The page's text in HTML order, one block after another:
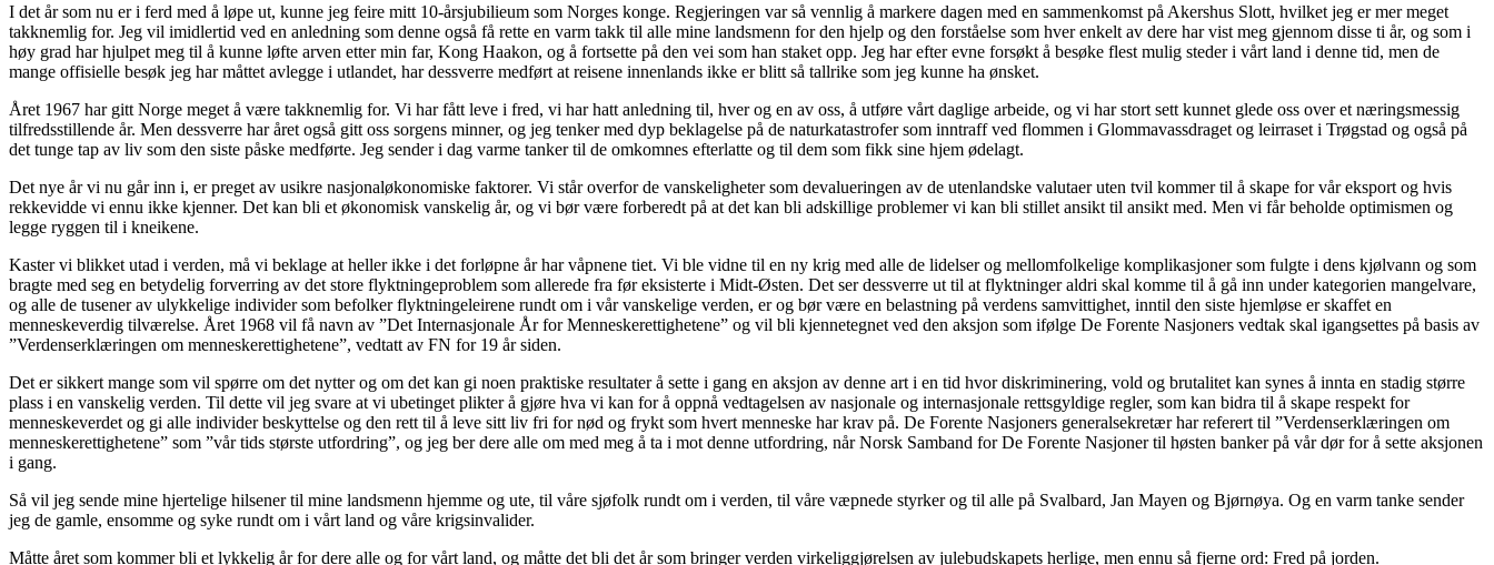
I det år som nu er i ferd med å løpe ut, kunne jeg feire mitt 10-årsjubilieum som Norges konge. Regjeringen var så vennlig å markere dagen med en sammenkomst på Akershus Slott, hvilket jeg er mer meget
takknemlig for. Jeg vil imidlertid ved en anledning som denne også få rette en varm takk til alle mine landsmenn for den hjelp og den forståelse som hver enkelt av dere har vist meg gjennom disse ti år, og som i
høy grad har hjulpet meg til å kunne løfte arven etter min far, Kong Haakon, og å fortsette på den vei som han staket opp. Jeg har efter evne forsøkt å besøke flest mulig steder i vårt land i denne tid, men de
mange offisielle besøk jeg har måttet avlegge i utlandet, har dessverre medført at reisene innenlands ikke er blitt så tallrike som jeg kunne ha ønsket.
Året 1967 har gitt Norge meget å være takknemlig for. Vi har fått leve i fred, vi har hatt anledning til, hver og en av oss, å utføre vårt daglige arbeide, og vi har stort sett kunnet glede oss over et næringsmessig
tilfredsstillende år. Men dessverre har året også gitt oss sorgens minner, og jeg tenker med dyp beklagelse på de naturkatastrofer som inntraff ved flommen i Glommavassdraget og leirraset i Trøgstad og også på
det tunge tap av liv som den siste påske medførte. Jeg sender i dag varme tanker til de omkomnes efterlatte og til dem som fikk sine hjem ødelagt.
Det nye år vi nu går inn i, er preget av usikre nasjonaløkonomiske faktorer. Vi står overfor de vanskeligheter som devalueringen av de utenlandske valutaer uten tvil kommer til å skape for vår eksport og hvis
rekkevidde vi ennu ikke kjenner. Det kan bli et økonomisk vanskelig år, og vi bør være forberedt på at det kan bli adskillige problemer vi kan bli stillet ansikt til ansikt med. Men vi får beholde optimismen og
legge ryggen til i kneikene.
Kaster vi blikket utad i verden, må vi beklage at heller ikke i det forløpne år har våpnene tiet. Vi ble vidne til en ny krig med alle de lidelser og mellomfolkelige komplikasjoner som fulgte i dens kjølvann og som
bragte med seg en betydelig forverring av det store flyktningeproblem som allerede fra før eksisterte i Midt-Østen. Det ser dessverre ut til at flyktninger aldri skal komme til å gå inn under kategorien mangelvare,
og alle de tusener av ulykkelige individer som befolker flyktningeleirene rundt om i vår vanskelige verden, er og bør være en belastning på verdens samvittighet, inntil den siste hjemløse er skaffet en
menneskeverdig tilværelse. Året 1968 vil få navn av ”Det Internasjonale År for Menneskerettighetene” og vil bli kjennetegnet ved den aksjon som ifølge De Forente Nasjoners vedtak skal igangsettes på basis av
”Verdenserklæringen om menneskerettighetene”, vedtatt av FN for 19 år siden.
Det er sikkert mange som vil spørre om det nytter og om det kan gi noen praktiske resultater å sette i gang en aksjon av denne art i en tid hvor diskriminering, vold og brutalitet kan synes å innta en stadig større
plass i en vanskelig verden. Til dette vil jeg svare at vi ubetinget plikter å gjøre hva vi kan for å oppnå vedtagelsen av nasjonale og internasjonale rettsgyldige regler, som kan bidra til å skape respekt for
menneskeverdet og gi alle individer beskyttelse og den rett til å leve sitt liv fri for nød og frykt som hvert menneske har krav på. De Forente Nasjoners generalsekretær har referert til ”Verdenserklæringen om
menneskerettighetene” som ”vår tids største utfordring”, og jeg ber dere alle om med meg å ta i mot denne utfordring, når Norsk Samband for De Forente Nasjoner til høsten banker på vår dør for å sette aksjonen
i gang.
Så vil jeg sende mine hjertelige hilsener til mine landsmenn hjemme og ute, til våre sjøfolk rundt om i verden, til våre væpnede styrker og til alle på Svalbard, Jan Mayen og Bjørnøya. Og en varm tanke sender
jeg de gamle, ensomme og syke rundt om i vårt land og våre krigsinvalider.
Måtte året som kommer bli et lykkelig år for dere alle og for vårt land, og måtte det bli det år som bringer verden virkeliggjørelsen av julebudskapets herlige, men ennu så fjerne ord: Fred på jorden.